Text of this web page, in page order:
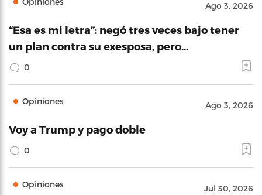
Ago 3, 2026
“Esa es mi letra”: negó tres veces bajo tener
un plan contra su exesposa, pero…
0
Opiniones Ago 3, 2026
Voy a Trump y pago doble
0
Opiniones Jul 30, 2026